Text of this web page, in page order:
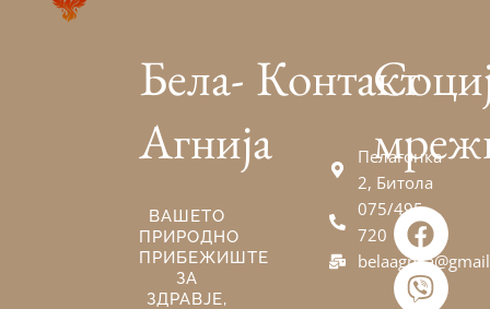
Бела-
Агнија
ВАШЕТО
ПРИРОДНО
ПРИБЕЖИШТЕ
ЗА
ЗДРАВЈЕ,
Контакт
Пелагонка
2, Битола
075/495-
720
F
a
c
e
V
i
b
e
E
n
v
e